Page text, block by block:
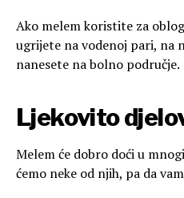
Ako melem koristite za
ugrijete na vodenoj pari, na
nanesete na bolno područje.
Ljekovito
Melem će dobro doći u
ćemo neke od njih, pa da